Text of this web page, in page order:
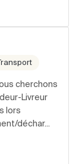
cherchons
Livreur
lors
déchar...